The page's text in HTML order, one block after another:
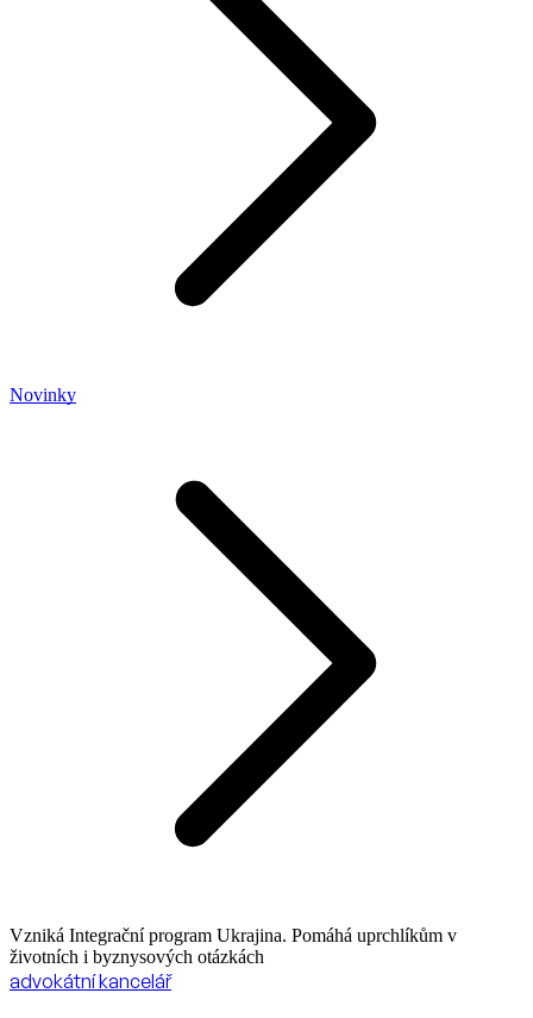
Novinky
Vzniká Integrační program Ukrajina. Pomáhá uprchlíkům v
životních i byznysových otázkách
advokátní kancelář